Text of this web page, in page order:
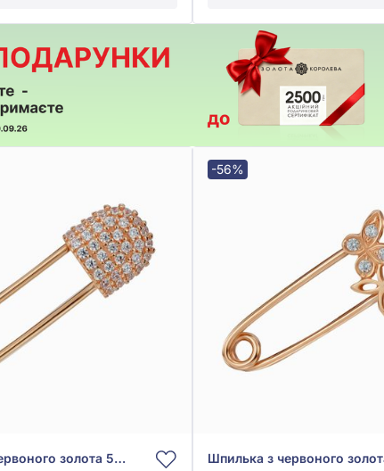
Шпилька з червоного золота 585° з фіанітом/куб.цирконієм, арт. БШ1362(в)и
-56%